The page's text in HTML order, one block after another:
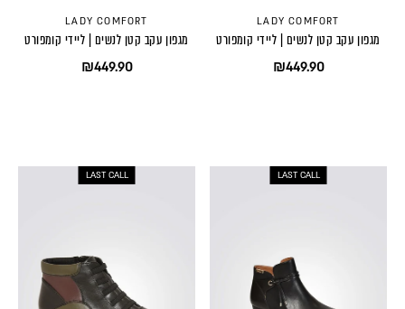
LADY COMFORT
מגפון עקב קטן לנשים | ליידי קומפורט
₪449.90
LADY COMFORT
מגפון עקב קטן לנשים | ליידי קומפורט
₪449.90
LAST CALL
LAST CALL